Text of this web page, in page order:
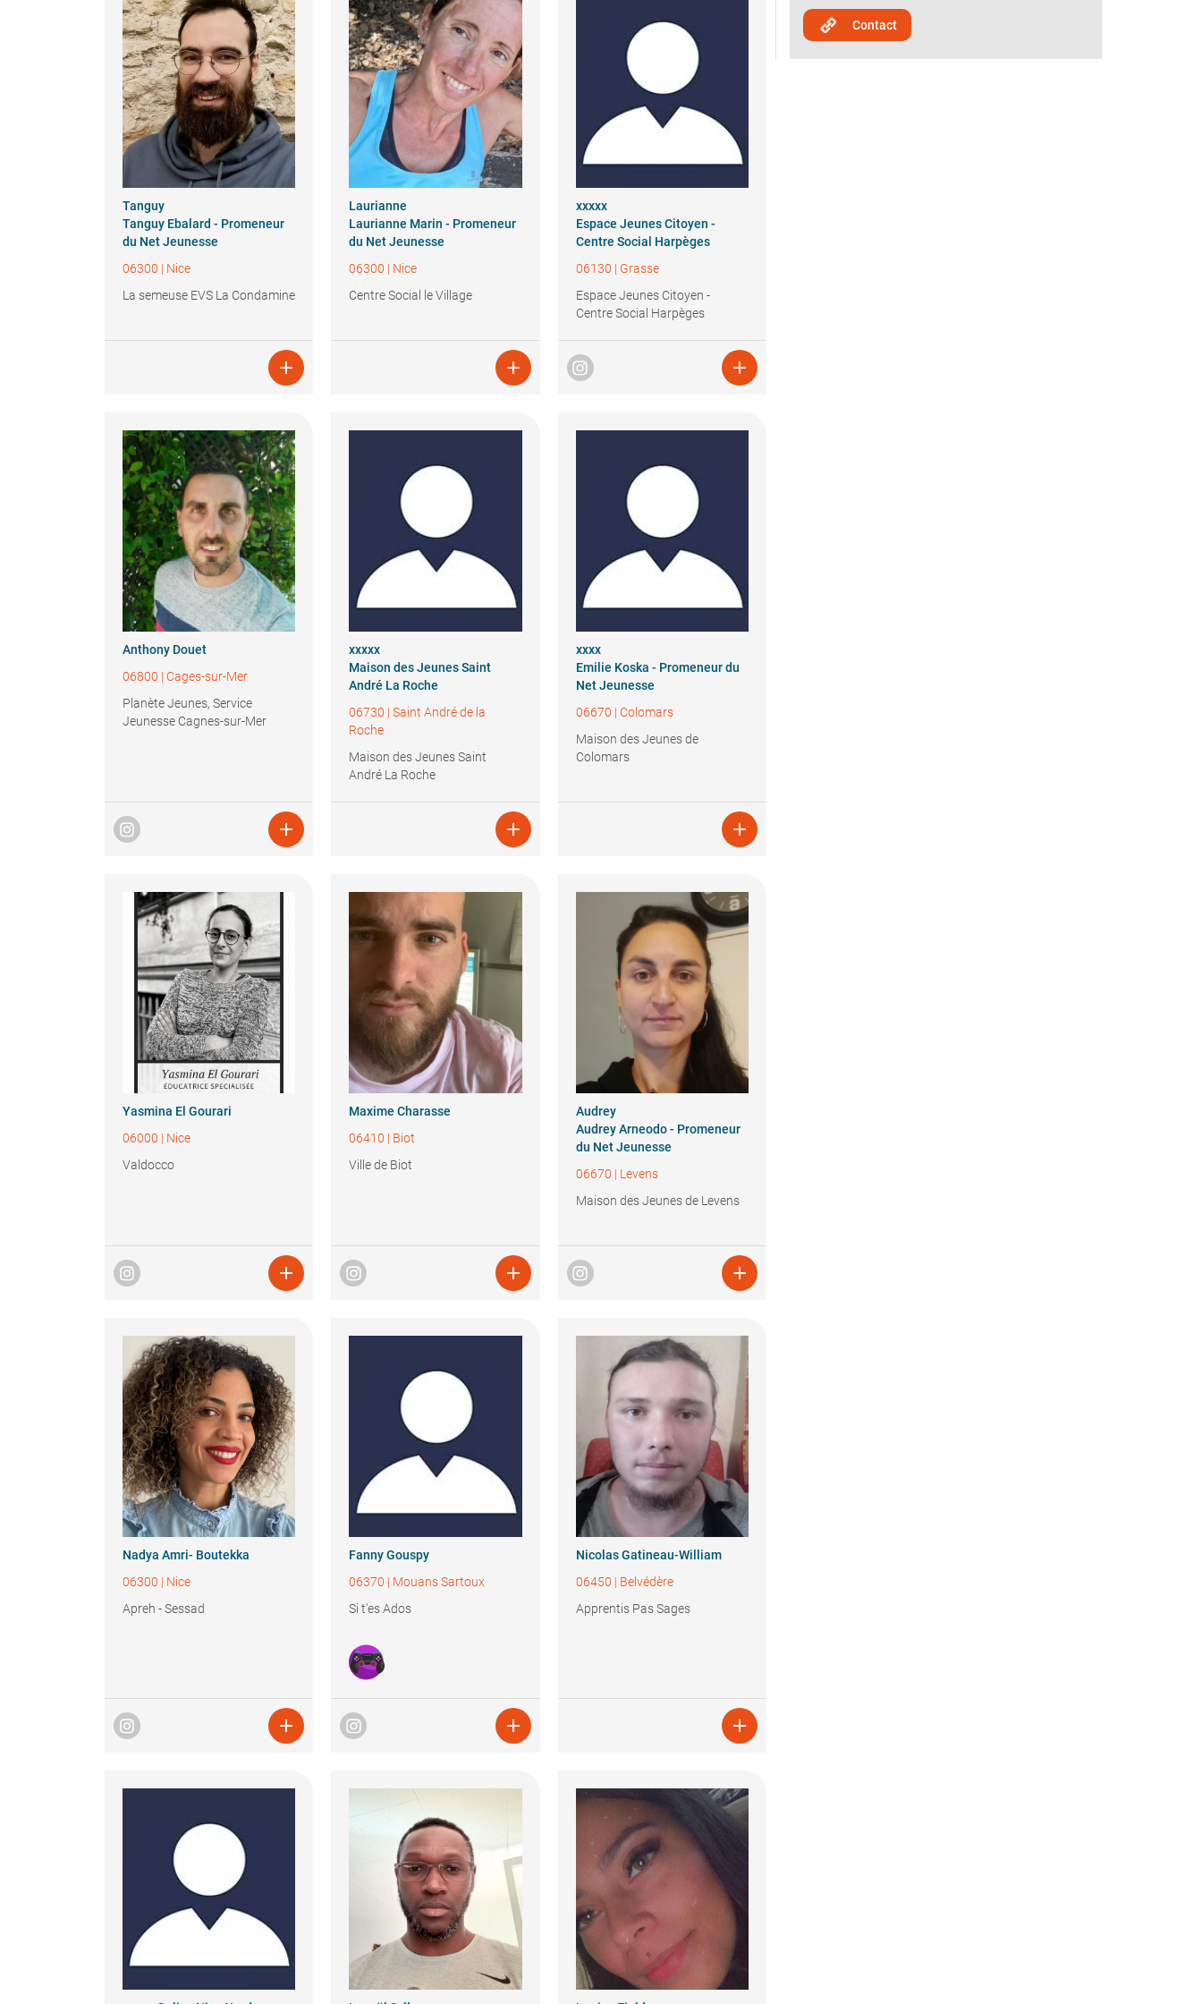
Tanguy
Tanguy Ebalard - Promeneur
du Net Jeunesse
06300 | Nice
La semeuse EVS La Condamine

Laurianne
Laurianne Marin - Promeneur
du Net Jeunesse
06300 | Nice
Centre Social le Village

xxxxx
Espace Jeunes Citoyen -
Centre Social Harpèges
06130 | Grasse
Espace Jeunes Citoyen -
Centre Social Harpèges

Anthony Douet
06800 | Cages-sur-Mer
Planète Jeunes, Service
Jeunesse Cagnes-sur-Mer

xxxxx
Maison des Jeunes Saint
André La Roche
06730 |Saint André de la
Roche
Maison des Jeunes Saint
André La Roche

xxxx
Emilie Koska - Promeneur du
Net Jeunesse
06670 | Colomars
Maison des Jeunes de
Colomars

Yasmina El Gourari
06000 | Nice
Valdocco

Maxime Charasse
06410 | Biot
Ville de Biot

Audrey
Audrey Arneodo - Promeneur
du Net Jeunesse
06670 | Levens
Maison des Jeunes de Levens

Nadya Amri- Boutekka
06300 | Nice
Apreh - Sessad

Fanny Gouspy
06370 | Mouans Sartoux
Si t'es Ados

Nicolas Gatineau-William
06450 | Belvédère
Apprentis Pas Sages

Contact